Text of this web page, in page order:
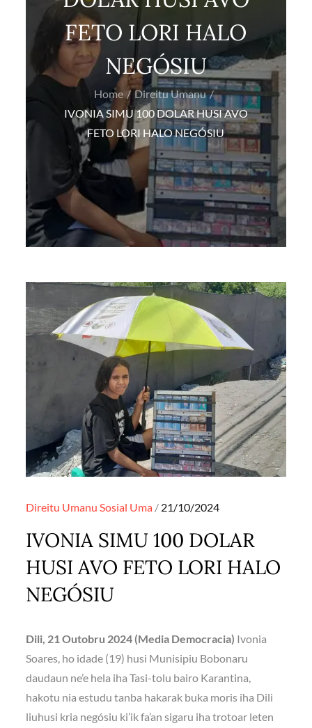
FETO LORI HALO
NEGÓSIU
Home
Direitu Umanu
IVONIA SIMU 100 DOLAR HUSI AVO
FETO LORI HALO NEGÓSIU
Direitu Umanu Sosial Uma Posted
21/10/2024
IVONIA SIMU 100 DOLAR
HUSI AVO FETO LORI HALO
NEGÓSIU
Dili, 21 Outobru 2024 (Media Democracia) Ivonia
Soares, ho idade (19) husi Munisipiu Bobonaru
daudaun ne’e hela iha Tasi-tolu bairo Karantina,
hakotu nia estudu tanba hakarak buka moris iha Dili
liuhusi kria negósiu ki’ik fa’an sigaru iha trotoar leten